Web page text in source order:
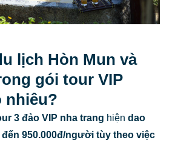
lịch Hòn Mun và
gói tour VIP
nhiêu?
3 đảo VIP nha trang hiện dao
950.000đ/người tùy theo việc